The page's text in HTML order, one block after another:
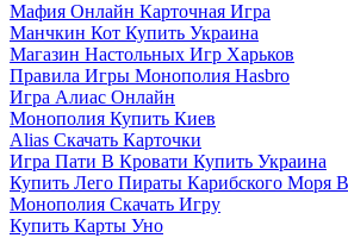
Мафия Онлайн Карточная Игра
Манчкин Кот Купить Украина
Магазин Настольных Игр Харьков
Правила Игры Монополия Hasbro
Игра Алиас Онлайн
Монополия Купить Киев
Alias Скачать Карточки
Игра Пати В Кровати Купить Украина
Купить Лего Пираты Карибского Моря
Монополия Скачать Игру
Купить Карты Уно